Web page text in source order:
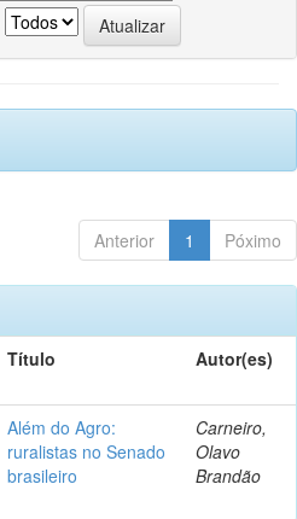
Anterior 1 Póximo
Título Autor(es)
Além do Agro:
ruralistas no Senado
brasileiro
Carneiro,
Olavo
Brandão